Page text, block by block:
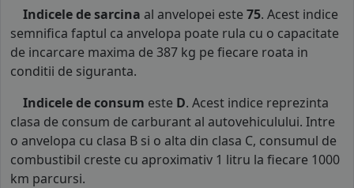
Indicele de sarcina al anvelopei este 75. Acest indice
semnifica faptul ca anvelopa poate rula cu o capacitate
de incarcare maxima de 387 kg pe fiecare roata in
conditii de siguranta.
Indicele de consum este D. Acest indice reprezinta
clasa de consum de carburant al autovehiculului. Intre
o anvelopa cu clasa B si o alta din clasa C, consumul de
combustibil creste cu aproximativ 1 litru la fiecare 1000
km parcursi.